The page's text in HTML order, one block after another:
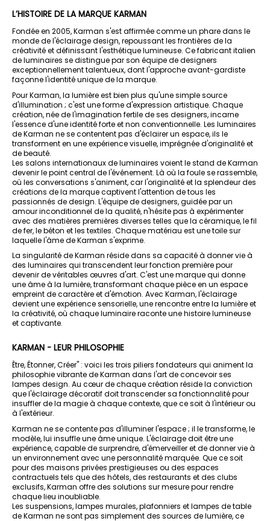
L’HISTOIRE DE LA MARQUE KARMAN
Fondée en 2005, Karman s'est affirmée comme un phare dans le
monde de l'éclairage design, repoussant les frontières de la
créativité et définissant l'esthétique lumineuse. Ce fabricant italien
de luminaires se distingue par son équipe de designers
exceptionnellement talentueux, dont l'approche avant-gardiste
façonne l'identité unique de la marque.
Pour Karman, la lumière est bien plus qu'une simple source
d'illumination ; c'est une forme d'expression artistique. Chaque
création, née de l'imagination fertile de ses designers, incarne
l'essence d'une identité forte et non conventionnelle. Les luminaires
de Karman ne se contentent pas d'éclairer un espace, ils le
transforment en une expérience visuelle, imprégnée d'originalité et
de beauté.
Les salons internationaux de luminaires voient le stand de Karman
devenir le point central de l'événement. Là où la foule se rassemble,
où les conversations s'animent, car l'originalité et la splendeur des
créations de la marque captivent l'attention de tous les
passionnés de design. L'équipe de designers, guidée par un
amour inconditionnel de la qualité, n'hésite pas à expérimenter
avec des matières premières diverses telles que la céramique, le fil
de fer, le béton et les textiles. Chaque matériau est une toile sur
laquelle l'âme de Karman s'exprime.
La singularité de Karman réside dans sa capacité à donner vie à
des luminaires qui transcendent leur fonction première pour
devenir de véritables œuvres d'art. C'est une marque qui donne
une âme à la lumière, transformant chaque pièce en un espace
empreint de caractère et d'émotion. Avec Karman, l'éclairage
devient une expérience sensorielle, une rencontre entre la lumière et
la créativité, où chaque luminaire raconte une histoire lumineuse
et captivante.
KARMAN - LEUR PHILOSOPHIE
Être, Étonner, Créer" : voici les trois piliers fondateurs qui animent la
philosophie vibrante de Karman dans l'art de concevoir ses
lampes design. Au cœur de chaque création réside la conviction
que l'éclairage décoratif doit transcender sa fonctionnalité pour
insuffler de la magie à chaque contexte, que ce soit à l'intérieur ou
à l'extérieur.
Karman ne se contente pas d'illuminer l'espace ; il le transforme, le
modèle, lui insuffle une âme unique. L'éclairage doit être une
expérience, capable de surprendre, d'émerveiller et de donner vie à
un environnement avec une personnalité marquée. Que ce soit
pour des maisons privées prestigieuses ou des espaces
contractuels tels que des hôtels, des restaurants et des clubs
exclusifs, Karman offre des solutions sur mesure pour rendre
chaque lieu inoubliable.
Les suspensions, lampes murales, plafonniers et lampes de table
de Karman ne sont pas simplement des sources de lumière, ce